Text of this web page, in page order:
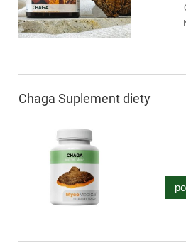
Chaga Suplement diety